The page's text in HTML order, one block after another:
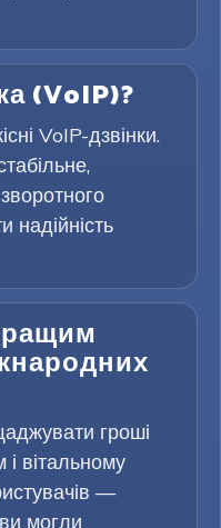
(VoIP)?
VoIP-дзвінки.
надійність
гроші
вітальному
—
могли